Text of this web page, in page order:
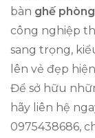
bàn ghế
công nghiệp
sang trọng,
lên vẻ đẹp
Để sở hữu
hãy liên hệ
0975438686,